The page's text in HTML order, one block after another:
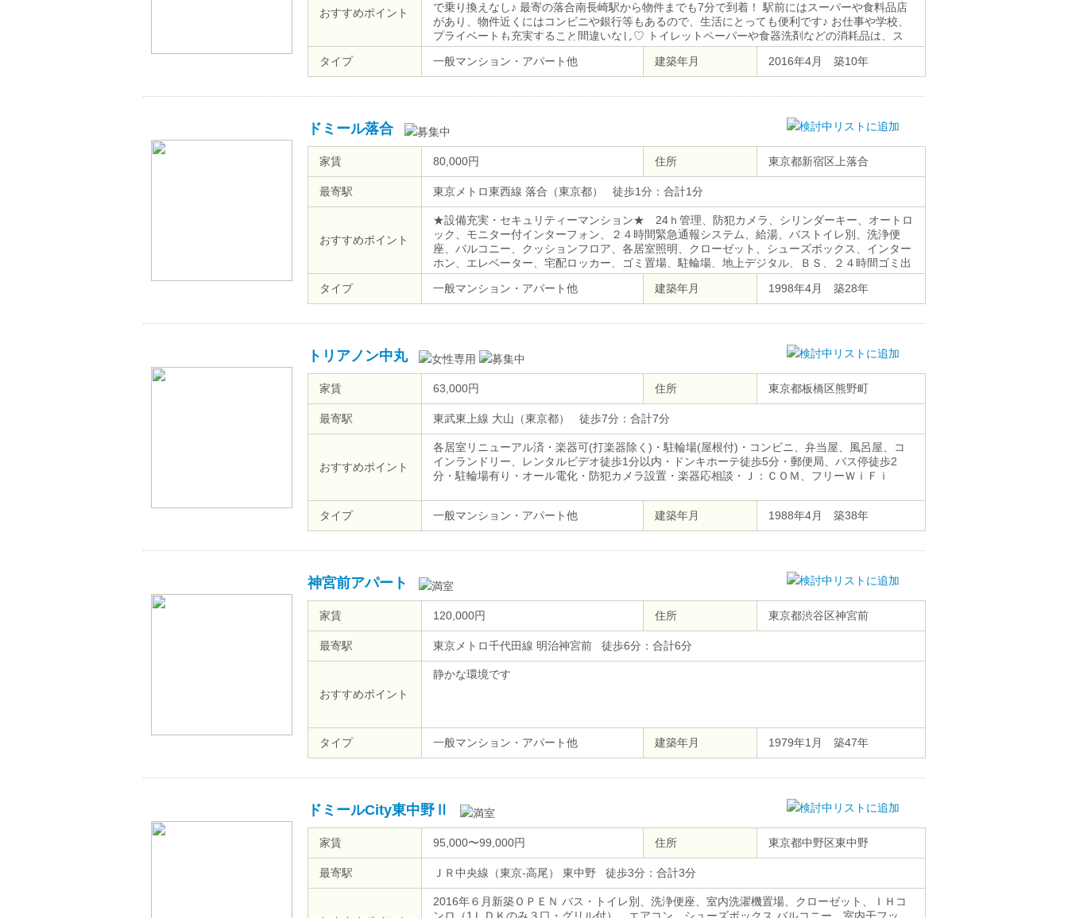
おすすめポイント
で乗り換えなし♪ 最寄の落合南長崎駅から物件までも7分で到着！ 駅前にはスーパーや食料品店
があり、物件近くにはコンビニや銀行等もあるので、生活にとっても便利です♪ お仕事や学校、
プライベートも充実すること間違いなし♡ トイレットペーパーや食器洗剤などの消耗品は、ス
タッフが補充致します。
タイプ
一般マンション・アパート他 建築年月 2016年4月 築10年
ドミール落合
家賃 80,000円 住所 東京都新宿区上落合
最寄駅 東京メトロ東西線 落合（東京都） 徒歩1分：合計1分
おすすめポイント
★設備充実・セキュリティーマンション★ 24ｈ管理、防犯カメラ、シリンダーキー、オートロ
ック、モニター付インターフォン、２４時間緊急通報システム、給湯、バストイレ別、洗浄便
座、バルコニー、クッションフロア、各居室照明、クローゼット、シューズボックス、インター
ホン、エレベーター、宅配ロッカー、ゴミ置場、駐輪場、地上デジタル、ＢＳ、２４時間ゴミ出
し可、敷地内ごみ置き場、インターネット接続可（接続環境：光）
タイプ
一般マンション・アパート他 建築年月 1998年4月 築28年
トリアノン中丸
家賃 63,000円 住所 東京都板橋区熊野町
最寄駅 東武東上線 大山（東京都） 徒歩7分：合計7分
おすすめポイント
各居室リニューアル済・楽器可(打楽器除く)・駐輪場(屋根付)・コンビニ、弁当屋、風呂屋、コ
インランドリー、レンタルビデオ徒歩1分以内・ドンキホーテ徒歩5分・郵便局、バス停徒歩2
分・駐輪場有り・オール電化・防犯カメラ設置・楽器応相談・Ｊ：ＣＯＭ、フリーＷｉＦｉ
タイプ 一般マンション・アパート他 建築年月 1988年4月 築38年
神宮前アパート
家賃 120,000円 住所 東京都渋谷区神宮前
最寄駅 東京メトロ千代田線 明治神宮前 徒歩6分：合計6分
おすすめポイント
静かな環境です
タイプ 一般マンション・アパート他 建築年月 1979年1月 築47年
ドミールCity東中野Ⅱ
家賃 95,000〜99,000円 住所 東京都中野区東中野
最寄駅 ＪＲ中央線（東京-高尾） 東中野 徒歩3分：合計3分
2016年６月新築ＯＰＥＮ バス・トイレ別、洗浄便座、室内洗濯機置場、クローゼット、ＩＨコ